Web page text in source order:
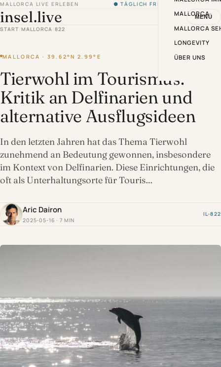
MALLORCA LIVE ERLEBEN ● TÄGLICH FRISCH VON DER INSEL
insel.live MENÜ
MALLORCA
MALLORCA
LONGEVITY
ÜBER UNS
START /MALLORCA /822
MALLORCA · 39.62°N 2.99°E
Tierwohl im Tourismus:
Kritik an Delfinarien und
alternative Ausflugsideen
In den letzten Jahren hat das Thema Tierwohl
zunehmend an Bedeutung gewonnen, insbesondere
im Kontext von Delfinarien. Diese Einrichtungen, die
oft als Unterhaltungsorte für Touris…
Aric Dairon
2025-05-16 · 7 MIN
IL-822